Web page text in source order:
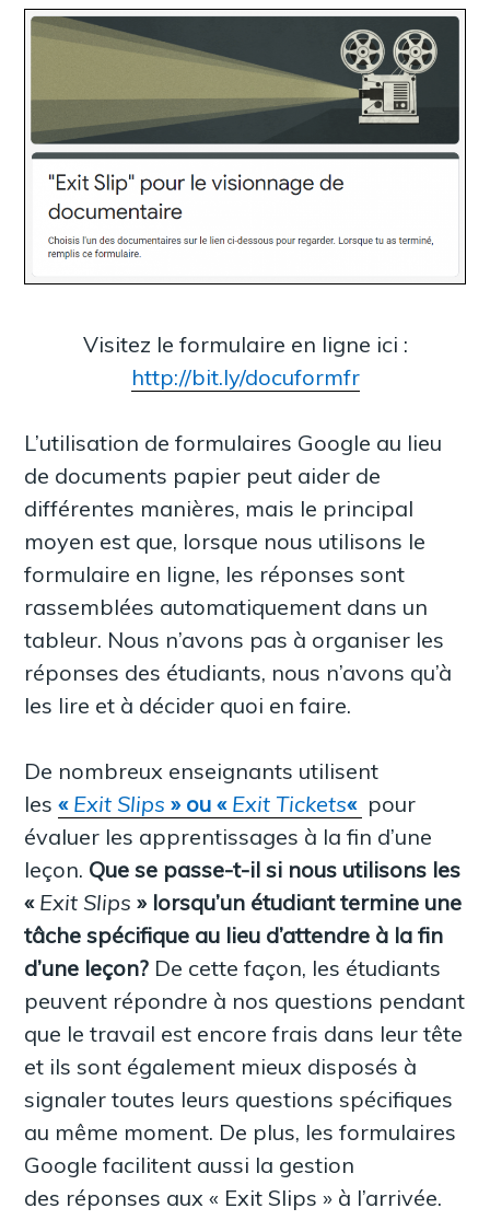
Visitez le formulaire en ligne ici :
http://bit.ly/docuformfr
L’utilisation de formulaires Google au lieu
de documents papier peut aider de
différentes manières, mais le principal
moyen est que, lorsque nous utilisons le
formulaire en ligne, les réponses sont
rassemblées automatiquement dans un
tableur. Nous n’avons pas à organiser les
réponses des étudiants, nous n’avons qu’à
les lire et à décider quoi en faire.
De nombreux enseignants utilisent
les« Exit Slips » ou « Exit Tickets« pour
évaluer les apprentissages à la fin d’une
leçon. Que se passe-t-il si nous utilisons les
« Exit Slips » lorsqu’un étudiant termine une
tâche spécifique au lieu d’attendre à la fin
d’une leçon? De cette façon, les étudiants
peuvent répondre à nos questions pendant
que le travail est encore frais dans leur tête
et ils sont également mieux disposés à
signaler toutes leurs questions spécifiques
au même moment. De plus, les formulaires
Google facilitent aussi la gestion
des réponses aux « Exit Slips » à l’arrivée.